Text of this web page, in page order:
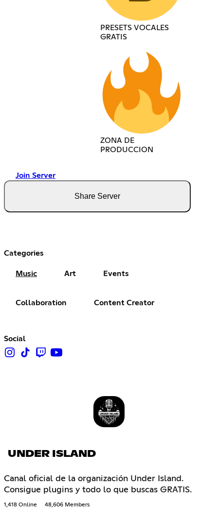
PRESETS VOCALES
GRATIS
ZONA DE
PRODUCCION
Join Server
Share Server
Categories
Music Art Events
Collaboration Content Creator
Social
UNDER ISLAND
Canal oficial de la organización Under Island.
Consigue plugins y todo lo que buscas GRATIS.
1,418 Online 48,606 Members